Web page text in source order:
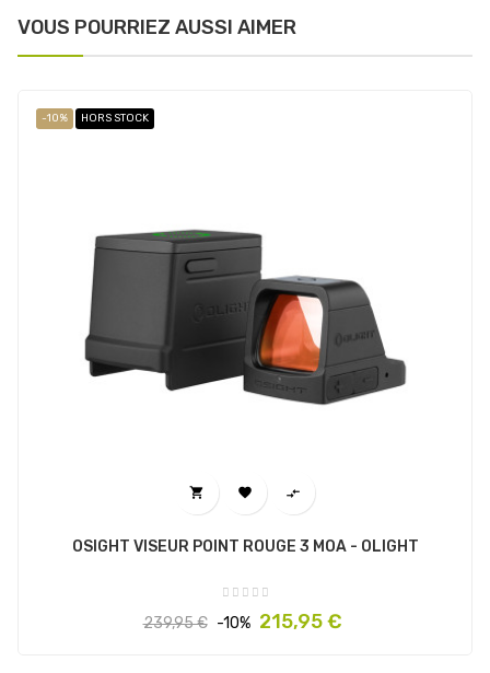
VOUS POURRIEZ AUSSI AIMER
-10% HORS STOCK
  
OSIGHT VISEUR POINT ROUGE 3 MOA - OLIGHT
Prix
239,95 € -10% Prix
215,95 €